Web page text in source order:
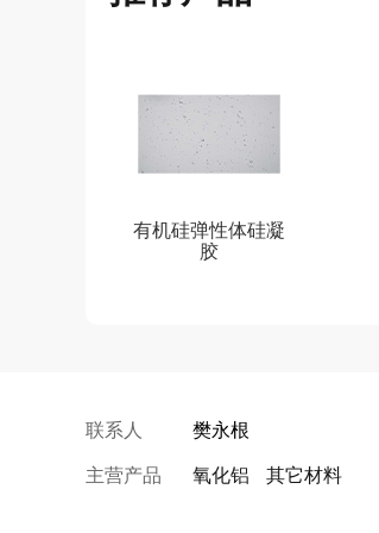
有机硅弹性体硅凝
胶
联系人 樊永根
主营产品 氧化铝 其它材料